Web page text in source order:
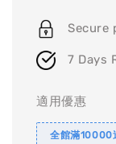
Secure
7 Days
適用優惠
全館滿10000